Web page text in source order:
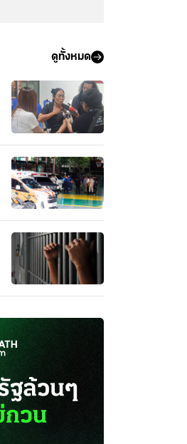
ดูทั้งหมด